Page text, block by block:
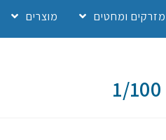
מזרקים ומחטים מוצרים